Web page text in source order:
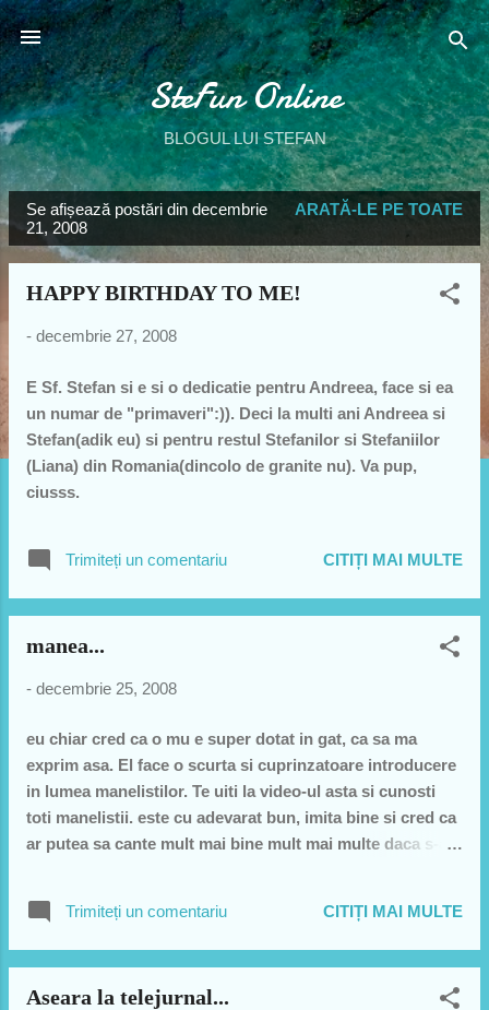
Treceți la conținutul principal
SteFun Online
BLOGUL LUI STEFAN
P
o
Se afișează postări din decembrie
21, 2008
ARATĂ-LE PE TOATE
HAPPY BIRTHDAY TO ME!
- decembrie 27, 2008
E Sf. Stefan si e si o dedicatie pentru Andreea, face si ea
un numar de "primaveri":)). Deci la multi ani Andreea si
Stefan(adik eu) si pentru restul Stefanilor si Stefaniilor
(Liana) din Romania(dincolo de granite nu). Va pup,
ciusss.
Trimiteți un comentariu CITIȚI MAI MULTE
manea...
- decembrie 25, 2008
eu chiar cred ca o mu e super dotat in gat, ca sa ma
exprim asa. El face o scurta si cuprinzatoare introducere
in lumea manelistilor. Te uiti la video-ul asta si cunosti
toti manelistii. este cu adevarat bun, imita bine si cred ca
ar putea sa cante mult mai bine mult mai multe daca s-ar
Trimiteți un comentariu
CITIȚI MAI MULTE
Aseara la telejurnal...